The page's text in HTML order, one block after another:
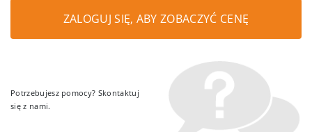
ZALOGUJ SIĘ, ABY ZOBACZYĆ CENĘ
Potrzebujesz pomocy? Skontaktuj
się z nami.